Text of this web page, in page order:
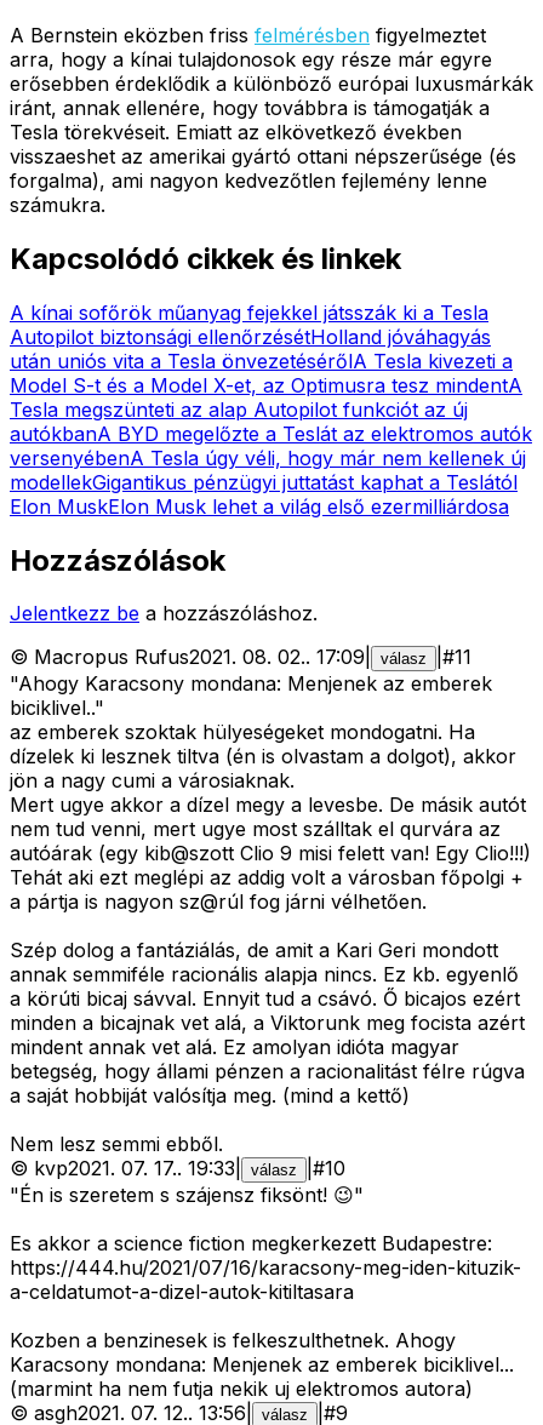
A Bernstein eközben friss felmérésben figyelmeztet
arra, hogy a kínai tulajdonosok egy része már egyre
erősebben érdeklődik a különböző európai luxusmárkák
iránt, annak ellenére, hogy továbbra is támogatják a
Tesla törekvéseit. Emiatt az elkövetkező években
visszaeshet az amerikai gyártó ottani népszerűsége (és
forgalma), ami nagyon kedvezőtlen fejlemény lenne
számukra.
Kapcsolódó cikkek és linkek
A kínai sofőrök műanyag fejekkel játsszák ki a Tesla
Autopilot biztonsági ellenőrzésétHolland jóváhagyás
után uniós vita a Tesla önvezetésérőlA Tesla kivezeti a
Model S-t és a Model X-et, az Optimusra tesz mindentA
Tesla megszünteti az alap Autopilot funkciót az új
autókbanA BYD megelőzte a Teslát az elektromos autók
versenyébenA Tesla úgy véli, hogy már nem kellenek új
modellekGigantikus pénzügyi juttatást kaphat a Teslától
Elon MuskElon Musk lehet a világ első ezermilliárdosa
Hozzászólások
Jelentkezz be a hozzászóláshoz.
© Macropus Rufus2021. 08. 02.. 17:09 válasz #11
"Ahogy Karacsony mondana: Menjenek az emberek
biciklivel.."
az emberek szoktak hülyeségeket mondogatni. Ha
dízelek ki lesznek tiltva (én is olvastam a dolgot), akkor
jön a nagy cumi a városiaknak.
Mert ugye akkor a dízel megy a levesbe. De másik autót
nem tud venni, mert ugye most szálltak el qurvára az
autóárak (egy kib@szott Clio 9 misi felett van! Egy Clio!!!)
Tehát aki ezt meglépi az addig volt a városban főpolgi +
a pártja is nagyon sz@rúl fog járni vélhetően.
Szép dolog a fantáziálás, de amit a Kari Geri mondott
annak semmiféle racionális alapja nincs. Ez kb. egyenlő
a körúti bicaj sávval. Ennyit tud a csávó. Ő bicajos ezért
minden a bicajnak vet alá, a Viktorunk meg focista azért
mindent annak vet alá. Ez amolyan idióta magyar
betegség, hogy állami pénzen a racionalitást félre rúgva
a saját hobbiját valósítja meg. (mind a kettő)
Nem lesz semmi ebből.
© kvp2021. 07. 17.. 19:33 válasz #10
"Én is szeretem s szájensz fiksönt! 😉"
Es akkor a science fiction megkerkezett Budapestre:
https://444.hu/2021/07/16/karacsony-meg-iden-kituzik-
a-celdatumot-a-dizel-autok-kitiltasara
Kozben a benzinesek is felkeszulthetnek. Ahogy
Karacsony mondana: Menjenek az emberek biciklivel...
(marmint ha nem futja nekik uj elektromos autora)
© asgh2021. 07. 12.. 13:56 válasz #9